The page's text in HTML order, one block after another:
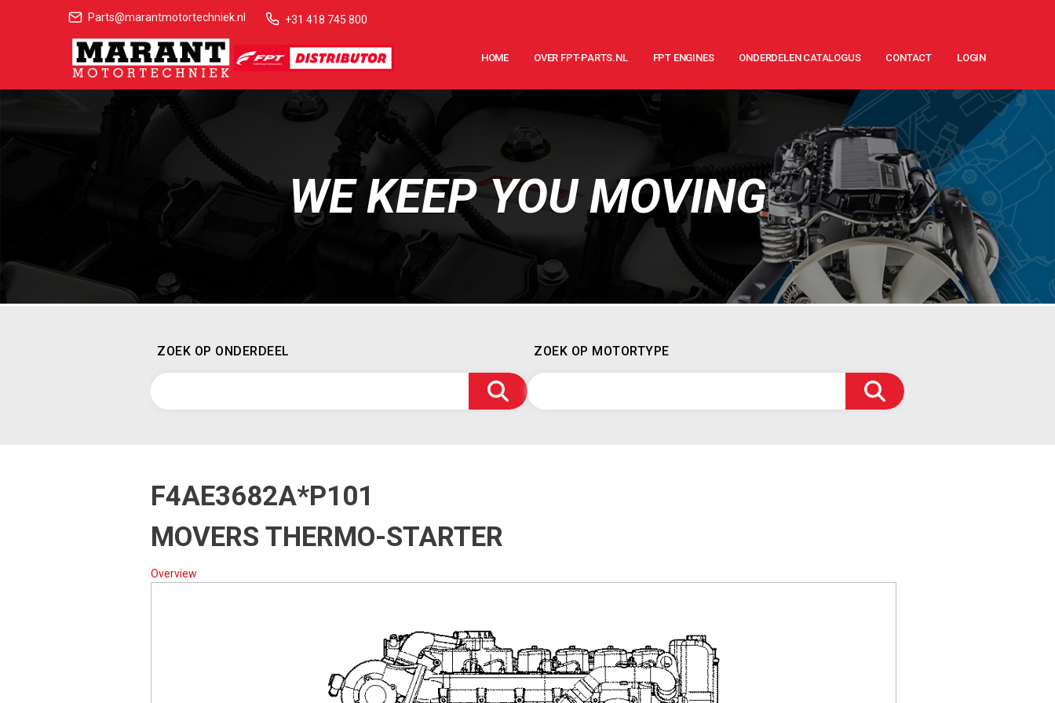
Parts@marantmotortechniek.nl +31 418 745 800
HOME OVER FPT-PARTS.NL FPT ENGINES ONDERDELEN CATALOGUS CONTACT LOGIN
WE KEEP YOU MOVING
ZOEK OP ONDERDEEL ZOEK OP MOTORTYPE
F4AE3682A*P101
MOVERS THERMO-STARTER
Overview